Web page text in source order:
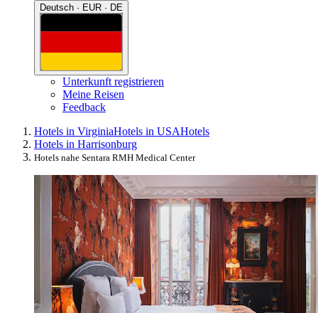
Deutsch · EUR · DE
Unterkunft registrieren
Meine Reisen
Feedback
Hotels in VirginiaHotels in USAHotels
Hotels in Harrisonburg
Hotels nahe Sentara RMH Medical Center